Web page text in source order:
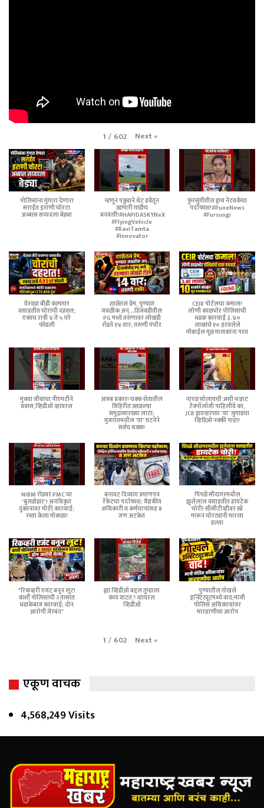
1 / 602 Next»
पोलिसांना गुंगारा देणारा
सराईत इराणी चोरटा
अब्बास सय्यदला बेड्या
म्हणून पठ्ठ्याने थेट हवेतून
उडणारी गाडीच
बनवली!#HAPIDASKYNeX
#FlyingVehicle
#RaviTamta
#Innovator
फुरसुंगीतील ड्रग्ज नेटवर्कचा
पर्दाफाश!#PuneNews
#Fursungi
येरवडा बीडी कामगार
वसाहतीत चोरांची दहशत;
एकाच रात्री ४ ते ५ घरे
फोडली
शाळेतलं प्रेम, पुण्यात
जवळीक अन्...हिंजवडीतील
PG मध्ये तरुणावर लोखंडी
रॉडने १४ वार; तरुणी गंभीर
CEIR पोर्टलचा कमाल!
लोणी काळभोर पोलिसांची
धडक कारवाई ३.४०
लाखांचे १० हरवलेले
मोबाईल मूळ मालकांना परत
मुक्या जीवाचा पीएमटीने
प्रवास,व्हिडीओ व्हायरल
अजब प्रकार! चक्क शेतातील
विहिरीत उसळल्या
समुद्रासारख्या लाटा;
गुजरातमधील 'या' घटनेने
सर्वच थक्क!
नारळ सोलायची अशी भन्नाट
टेक्नॉलॉजी पाहिलीये का,
JCB ड्रायव्हरच्या 'या' जुगाडचा
व्हिडिओ नक्की पाहा!
NIBM रोडवर PMC चा
'बुलडोझर'! अनधिकृत
दुकानांवर मोठी कारवाई;
रस्ता केला मोकळा!
बनावट दिव्यांग प्रमाणपत्र
रॅकेटचा पर्दाफाश; वैद्यकीय
अधिकारी व कर्मचाऱ्यांसह 8
जण अटकेत
पिंपळे सौदागरमधील
झुलेलाल वसाहतीत हायटेक
चोरी! सीसीटीव्हीवर स्प्रे
मारून चोरट्यांनी मारला
डल्ला
"रिकव्हरी एजंट बनून लूट!
बार्शी पोलिसांची २ तासांत
धडाकेबाज कारवाई; दोन
आरोपी जेरबंद"
ह्या व्हिडीओ बद्दल तुम्हाला
काय वाटत ? व्हायरल
व्हिडीओ
पुण्यातील गोखले
इन्स्टिट्यूटमध्ये वाद;माजी
पोलिस अधिकाऱ्यांवर
मारहाणीचा आरोप
1 / 602 Next»
एकूण वाचक
4,568,249 Visits